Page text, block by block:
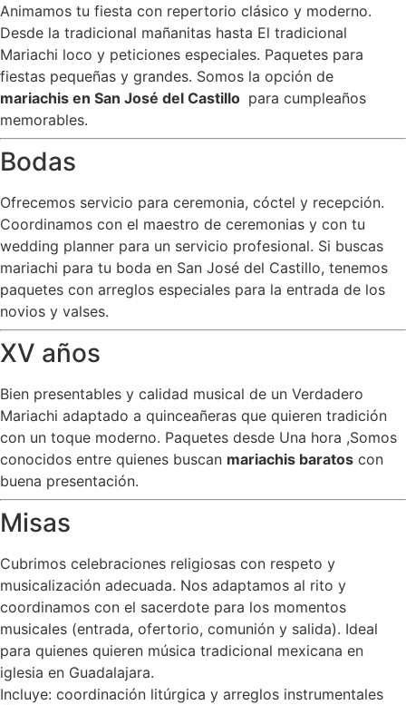
Animamos tu fiesta con repertorio clásico y moderno.
Desde la tradicional mañanitas hasta El tradicional
Mariachi loco y peticiones especiales. Paquetes para
fiestas pequeñas y grandes. Somos la opción de
mariachis en San José del Castillo para cumpleaños
memorables.
Bodas
Ofrecemos servicio para ceremonia, cóctel y recepción.
Coordinamos con el maestro de ceremonias y con tu
wedding planner para un servicio profesional. Si buscas
mariachi para tu boda en San José del Castillo, tenemos
paquetes con arreglos especiales para la entrada de los
novios y valses.
XV años
Bien presentables y calidad musical de un Verdadero
Mariachi adaptado a quinceañeras que quieren tradición
con un toque moderno. Paquetes desde Una hora ,Somos
conocidos entre quienes buscan mariachis baratos con
buena presentación.
Misas
Cubrimos celebraciones religiosas con respeto y
musicalización adecuada. Nos adaptamos al rito y
coordinamos con el sacerdote para los momentos
musicales (entrada, ofertorio, comunión y salida). Ideal
para quienes quieren música tradicional mexicana en
iglesia en Guadalajara.
Incluye: coordinación litúrgica y arreglos instrumentales